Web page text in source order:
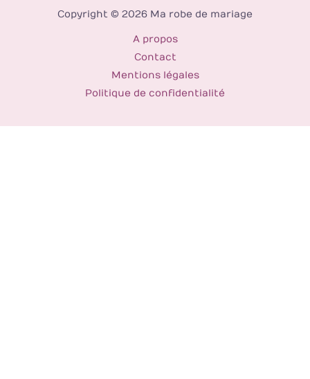
Copyright © 2026 Ma robe de mariage
A propos
Contact
Mentions légales
Politique de confidentialité